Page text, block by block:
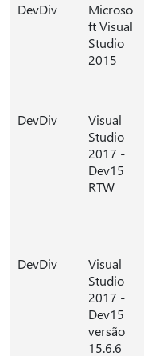
DevDiv
Microso
ft Visual
Studio
2015
DevDiv
Visual
Studio
2017 -
Dev15
RTW
DevDiv
Visual
Studio
2017 -
Dev15
versão
15.6.6